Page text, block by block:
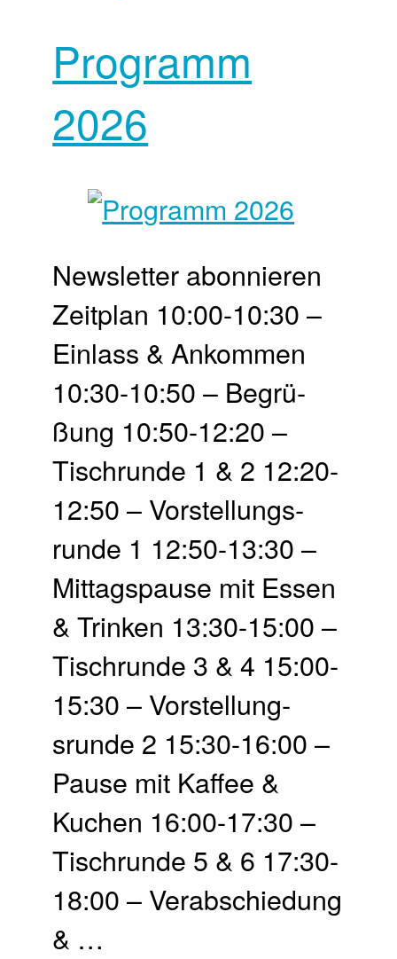
Programm
2026
Newsletter abonnieren
Zeit­plan 10:00-10:30 –
Einlass & Ankommen
10:30-10:50 – Begrü­
ßung 10:50-12:20 –
Tisch­runde 1 & 2 12:20-
12:50 – Vor­stellungs­
runde 1 12:50-13:30 –
Mittags­pause mit Essen
& Trinken 13:30-15:00 –
Tisch­runde 3 & 4 15:00-
15:30 – Vor­stellung­
srunde 2 15:30-16:00 –
Pause mit Kaffee &
Kuchen 16:00-17:30 –
Tisch­runde 5 & 6 17:30-
18:00 – Ver­abschie­dung
& …